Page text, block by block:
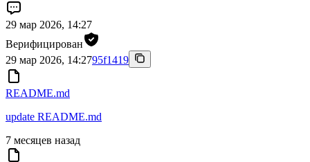
29 мар 2026, 14:27
Верифицирован
29 мар 2026, 14:2795f1419
README.md
update README.md
7 месяцев назад